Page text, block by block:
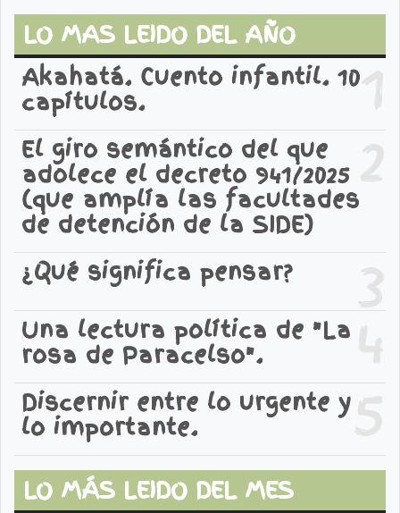
LO MAS LEIDO DEL AÑO
1
Akahatá. Cuento infantil. 10
capítulos.
2
El giro semántico del que
adolece el decreto 941/2025
(que amplía las facultades
de detención de la SIDE)
3
¿Qué significa pensar?
4
Una lectura política de "La
rosa de Paracelso".
5
Discernir entre lo urgente y
lo importante.
LO MÁS LEIDO DEL MES